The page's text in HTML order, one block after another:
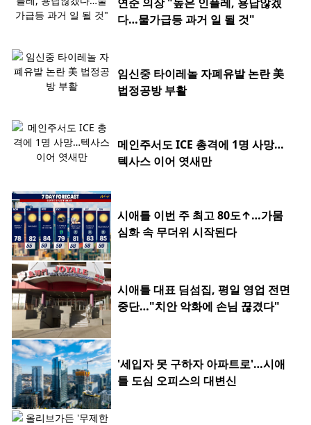
연준 의장 "높은 인플레, 용납않겠
다…물가급등 과거 일 될 것"
임신중 타이레놀 자폐유발 논란 美
법정공방 부활
메인주서도 ICE 총격에 1명 사망…
텍사스 이어 엿새만
시애틀 이번 주 최고 80도↑…가뭄
심화 속 무더위 시작된다
시애틀 대표 딤섬집, 평일 영업 전면
중단…"치안 악화에 손님 끊겼다"
'세입자 못 구하자 아파트로'…시애
틀 도심 오피스의 대변신